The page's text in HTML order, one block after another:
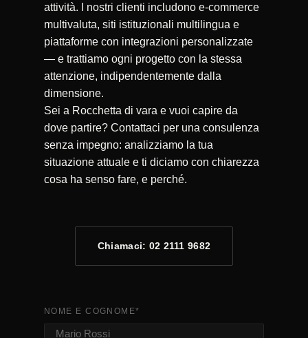
attività. I nostri clienti includono e-commerce
multivaluta, siti istituzionali multilingua e
piattaforme con integrazioni personalizzate
— e trattiamo ogni progetto con la stessa
attenzione, indipendentemente dalla
dimensione.
Sei a Rocchetta di vara e vuoi capire da
dove partire? Contattaci per una consulenza
senza impegno: analizziamo la tua
situazione attuale e ti diciamo con chiarezza
cosa ha senso fare, e perché.
Chiamaci: 02 2111 9682
NOME E COGNOME*